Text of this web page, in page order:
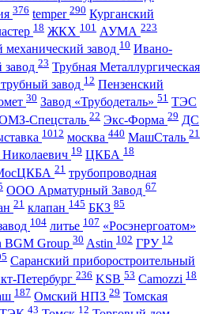
376 temper 290 Курганский
18 ЖКХ 101 АУМА 223
механический завод 10 Ивано-
23 Трубная Металлургическая
завод 12 Пензенский
30 Завод «Трубодеталь» 51 ТЭС
Спецсталь 22 Экс-Форма 29 ДС
1012 москва 440 МашСталь 21
19 ЦКБА 18
21 трубопроводная
ООО Арматурный Завод 67
21 клапан 145 БКЗ 85
104 литье 107 «Росэнергоатом»
BGM Group 30 Astin 102 ГРУ 12
Саранский приборостроительный
Петербург 236 KSB 53 Camozzi 18
187 Омский НПЗ 29 Томская
43 12